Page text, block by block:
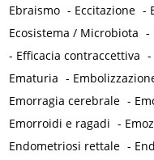
Ebraismo - Eccitazione -
Ecosistema / Microbiota -
- Efficacia contraccettiva -
Ematuria -
Emorragia cerebrale -
Emorroidi e ragadi -
Endometriosi rettale -